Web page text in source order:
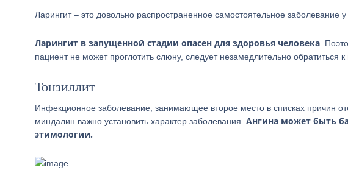
Ларингит – это довольно распространенное самостоятельное заболевание
Ларингит в запущенной стадии опасен для здоровья человека .
пациент не может проглотить слюну, следует незамедлительно обратиться к
Тонзиллит
Инфекционное заболевание, занимающее второе место в списках причин
миндалин важно установить характер заболевания. Ангина может быть
этимологии.